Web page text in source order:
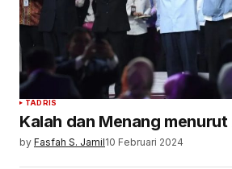
TADRIS
Kalah dan Menang menurut
by Fasfah S. Jamil10 Februari 2024